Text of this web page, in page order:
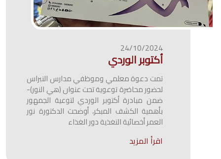
24/10/2024
أكتوبر الوردي
تمت دعوة معلمي وموظفي مدارس النبراس
لحضور محاضرة توعوية تحت عنوان (هي النور)-
ضمن مبادرة أكتوبر الوردي لتوعية الجمهور
بأهمية الكشف المبكر، أوضحت الدكتورة نور
العمر أخصائية التغذية دور الغذاء
اقرأ المزيد